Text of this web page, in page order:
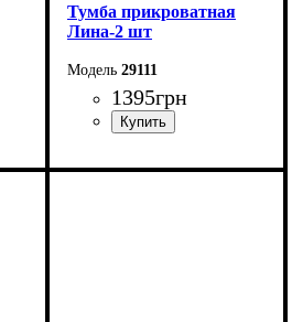
Тумба прикроватная
Лина-2 шт
29111
1395грн
Ширина: 48 см